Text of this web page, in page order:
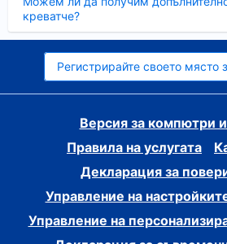
креватче?
Регистрирайте своето място
Версия за компютри
Правила на услугата
Декларация за
Управление на
Управление на